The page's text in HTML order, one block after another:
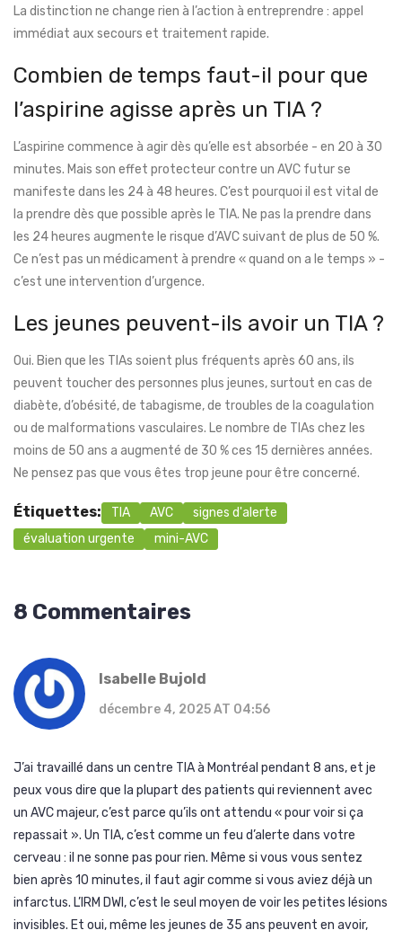
La distinction ne change rien à l’action à entreprendre : appel
immédiat aux secours et traitement rapide.
Combien de temps faut-il pour que
l’aspirine agisse après un TIA ?
L’aspirine commence à agir dès qu’elle est absorbée - en 20 à 30
minutes. Mais son effet protecteur contre un AVC futur se
manifeste dans les 24 à 48 heures. C’est pourquoi il est vital de
la prendre dès que possible après le TIA. Ne pas la prendre dans
les 24 heures augmente le risque d’AVC suivant de plus de 50 %.
Ce n’est pas un médicament à prendre « quand on a le temps » -
c’est une intervention d’urgence.
Les jeunes peuvent-ils avoir un TIA ?
Oui. Bien que les TIAs soient plus fréquents après 60 ans, ils
peuvent toucher des personnes plus jeunes, surtout en cas de
diabète, d’obésité, de tabagisme, de troubles de la coagulation
ou de malformations vasculaires. Le nombre de TIAs chez les
moins de 50 ans a augmenté de 30 % ces 15 dernières années.
Ne pensez pas que vous êtes trop jeune pour être concerné.
Étiquettes: TIA AVC
signes d'alerte
évaluation urgente
mini-AVC
8 Commentaires
Isabelle Bujold
décembre 4, 2025 AT 04:56
J’ai travaillé dans un centre TIA à Montréal pendant 8 ans, et je
peux vous dire que la plupart des patients qui reviennent avec
un AVC majeur, c’est parce qu’ils ont attendu « pour voir si ça
repassait ». Un TIA, c’est comme un feu d’alerte dans votre
cerveau : il ne sonne pas pour rien. Même si vous vous sentez
bien après 10 minutes, il faut agir comme si vous aviez déjà un
infarctus. L’IRM DWI, c’est le seul moyen de voir les petites lésions
invisibles. Et oui, même les jeunes de 35 ans peuvent en avoir,